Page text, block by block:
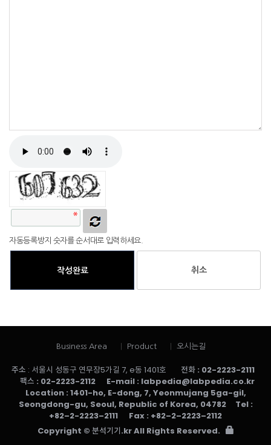
자동등록방지 숫자를 순서대로 입력하세요.
작성완료 취소
Business Area Product 오시는길
주소 : 서울시 성동구 연무장5가길 7, e동 1401호 전화: 02-2223-2111
팩스 : 02-2223-2112 E-mail : labpedia@labpedia.co.kr
Location: 1401-ho, E-dong, 7, Yeonmujang 5ga-gil,
Seongdong-gu, Seoul, Republic of Korea, 04782 Tel:
+82–2-2223–2111
Fax : +82–2–2223–2112
Copyright © 분석기기.krAll Rights Reserved.